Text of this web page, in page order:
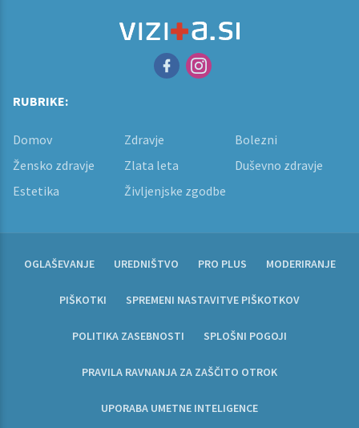
RUBRIKE:
Domov Zdravje
Bolezni
Žensko zdravje
Zlata leta
Duševno zdravje
Estetika
Življenjske zgodbe
OGLAŠEVANJE UREDNIŠTVO PRO PLUS MODERIRANJE
PIŠKOTKI SPREMENI NASTAVITVE PIŠKOTKOV
POLITIKA ZASEBNOSTI SPLOŠNI POGOJI
PRAVILA RAVNANJA ZA ZAŠČITO OTROK
UPORABA UMETNE INTELIGENCE